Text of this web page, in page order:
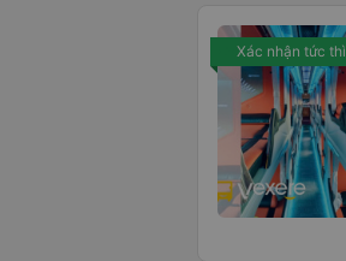
Xác nhận tức thì